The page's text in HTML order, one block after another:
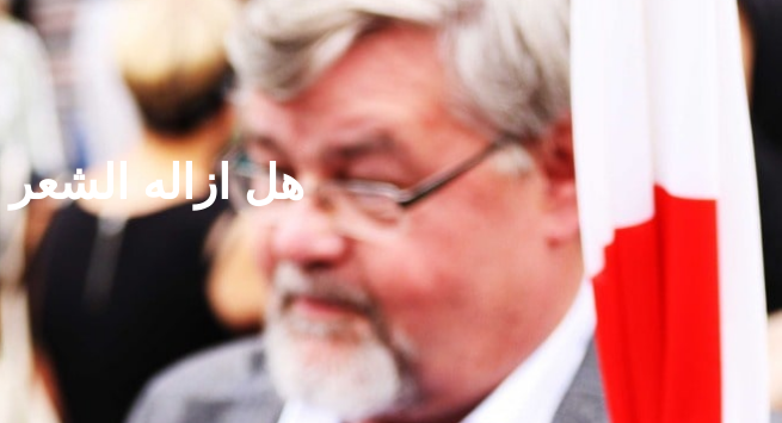
هل ازاله الشعر